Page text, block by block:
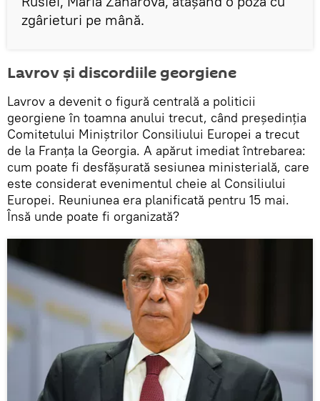
zgârieturi pe mână.
Lavrov și discordiile georgiene
Lavrov a devenit o figură centrală a politicii
georgiene în toamna anului trecut, când președinția
Comitetului Miniștrilor Consiliului Europei a trecut
de la Franța la Georgia. A apărut imediat întrebarea:
cum poate fi desfășurată sesiunea ministerială, care
este considerat evenimentul cheie al Consiliului
Europei. Reuniunea era planificată pentru 15 mai.
Însă unde poate fi organizată?